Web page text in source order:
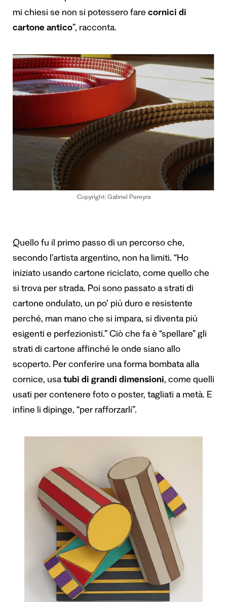
mi chiesi se non si potessero fare cornici di
cartone antico”, racconta.
Copyright: Gabriel Pereyra
Quello fu il primo passo di un percorso che,
secondo l’artista argentino, non ha limiti. “Ho
iniziato usando cartone riciclato, come quello che
si trova per strada. Poi sono passato a strati di
cartone ondulato, un po’ più duro e resistente
perché, man mano che si impara, si diventa più
esigenti e perfezionisti.” Ciò che fa è “spellare” gli
strati di cartone affinché le onde siano allo
scoperto. Per conferire una forma bombata alla
cornice, usa tubi di grandi dimensioni, come quelli
usati per contenere foto o poster, tagliati a metà. E
infine li dipinge, “per rafforzarli”.